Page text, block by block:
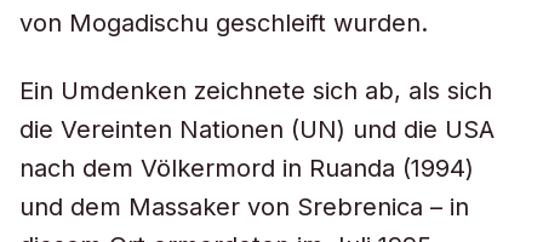
von Mogadischu geschleift wurden.
Ein Umdenken zeichnete sich ab, als sich
die Vereinten Nationen (UN) und die USA
nach dem Völkermord in Ruanda (1994)
und dem Massaker von Srebrenica – in